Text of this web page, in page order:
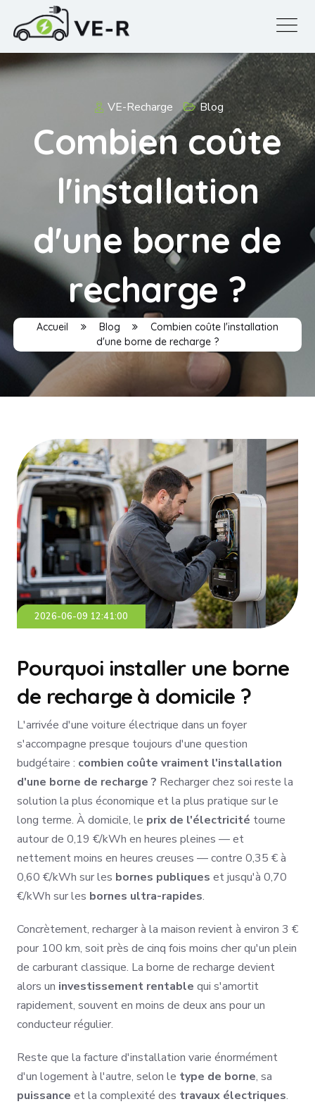
VE-Recharge Blog
Combien coûte
l'installation
d'une borne de
recharge ?
Accueil Blog
Combien coûte l'installation
d'une borne de recharge ?
2026-06-09 12:41:00
Pourquoi installer une borne
de recharge à domicile ?
L'arrivée d'une voiture électrique dans un foyer
s'accompagne presque toujours d'une question
budgétaire : combien coûte vraiment l'installation
d'une borne de recharge ? Recharger chez soi reste la
solution la plus économique et la plus pratique sur le
long terme. À domicile, le prix de l'électricité tourne
autour de 0,19 €/kWh en heures pleines — et
nettement moins en heures creuses — contre 0,35 € à
0,60 €/kWh sur les bornes publiques et jusqu'à 0,70
€/kWh sur les bornes ultra-rapides.
Concrètement, recharger à la maison revient à environ 3 €
pour 100 km, soit près de cinq fois moins cher qu'un plein
de carburant classique. La borne de recharge devient
alors un investissement rentable qui s'amortit
rapidement, souvent en moins de deux ans pour un
conducteur régulier.
Reste que la facture d'installation varie énormément
d'un logement à l'autre, selon le type de borne, sa
puissance et la complexité des travaux électriques.